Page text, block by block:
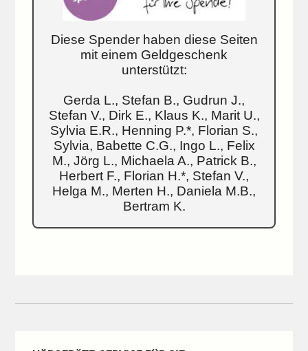
Diese Spender haben diese Seiten
mit einem Geldgeschenk
unterstützt:
Gerda L., Stefan B., Gudrun J.,
Stefan V., Dirk E., Klaus K., Marit U.,
Sylvia E.R., Henning P.*, Florian S.,
Sylvia, Babette C.G., Ingo L., Felix
M., Jörg L., Michaela A., Patrick B.,
Herbert F., Florian H.*, Stefan V.,
Helga M., Merten H., Daniela M.B.,
Bertram K.